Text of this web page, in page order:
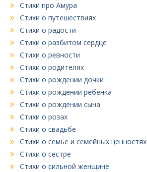
Стихи про Амура
Стихи о путешествиях
Стихи о радости
Стихи о разбитом сердце
Стихи о ревности
Стихи о родителях
Стихи о рождении дочки
Стихи о рождении ребенка
Стихи о рождении сына
Стихи о розах
Стихи о свадьбе
Стихи о семье и семейных ценностях
Стихи о сестре
Стихи о сильной женщине